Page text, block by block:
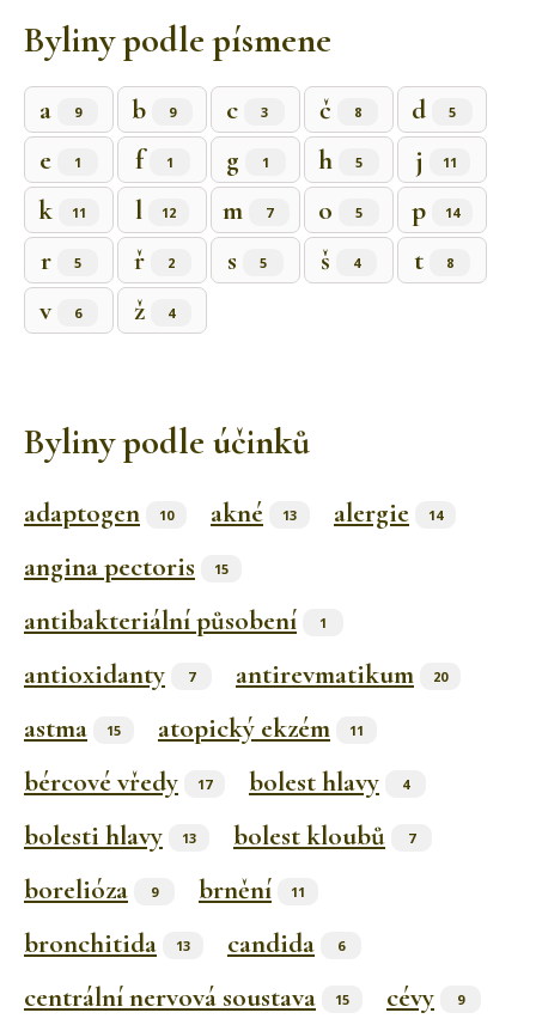
Byliny podle písmene
a 9 b 9 c 3 č 8 d 5
e 1 f 1 g 1 h 5 j 11
k 11 l 12 m 7 o 5 p 14
r 5 ř 2 s 5 š 4 t 8
v 6 ž 4
Byliny podle účinků
adaptogen 10 akné 13 alergie 14
angina pectoris 15
antibakteriální působení 1
antioxidanty 7 antirevmatikum 20
astma 15 atopický ekzém 11
bércové vředy 17 bolest hlavy 4
bolesti hlavy 13 bolest kloubů 7
borelióza 9 brnění 11
bronchitida 13 candida 6
centrální nervová soustava 15 cévy 9